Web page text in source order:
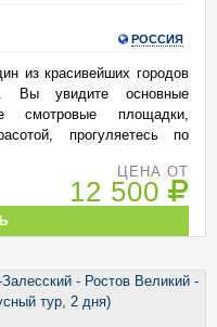
РОССИЯ
из красивейших городов
Вы увидите основные
смотровые площадки,
прогуляетесь по
ЦЕНА ОТ
12 500